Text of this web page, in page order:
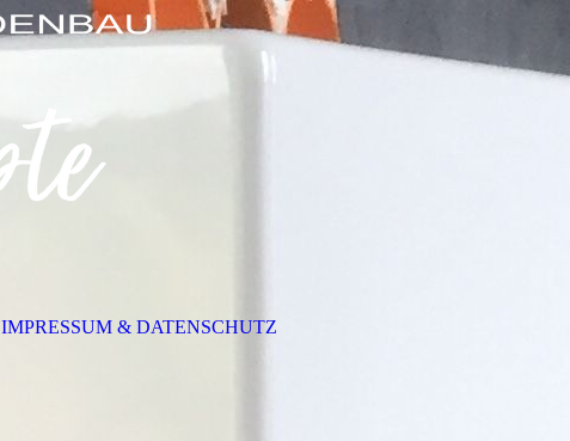
IMPRESSUM & DATENSCHUTZ